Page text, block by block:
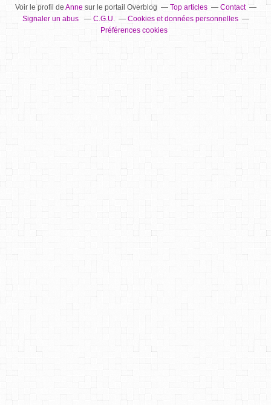
Voir le profil de Annesur le portail Overblog Top articles
Contact
Signaler un abus
C.G.U.
Cookies et données personnelles
Préférences cookies